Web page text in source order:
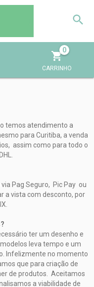
CARRINHO
0
temos atendimento a
para Curitiba, a venda
assim como para todo o
Pag Seguro, Pic Pay ou
a vista com desconto, por
ter um desenho e
leva tempo e um
Infelizmente no momento
que para criação de
de produtos. Aceitamos
a viabilidade de